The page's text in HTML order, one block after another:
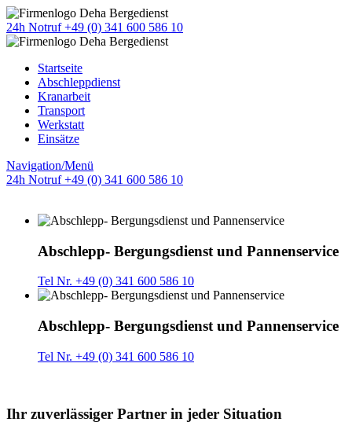
24h Notruf +49 (0) 341 600 586 10
Startseite
Abschleppdienst
Kranarbeit
Transport
Werkstatt
Einsätze
Navigation/Menü
24h Notruf +49 (0) 341 600 586 10
Abschlepp- Bergungsdienst und Pannenservice
Tel Nr. +49 (0) 341 600 586 10
Abschlepp- Bergungsdienst und Pannenservice
Tel Nr. +49 (0) 341 600 586 10
Ihr zuverlässiger Partner in jeder Situation